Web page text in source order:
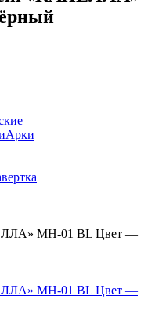
Арки
MH-01 BL Цвет —